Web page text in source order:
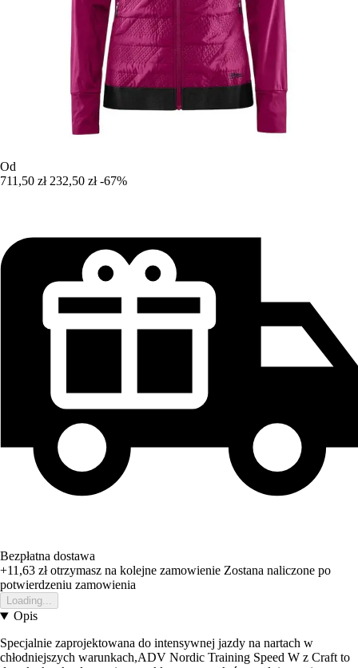
Od
711,50 zł 232,50 zł -67%
Bezpłatna dostawa
+11,63 złotrzymasz na kolejne zamowienie Zostana naliczone po
potwierdzeniu zamowienia
Loading...
Opis
Specjalnie zaprojektowana do intensywnej jazdy na nartach w
chłodniejszych warunkach,ADV Nordic Training Speed W z Craft to